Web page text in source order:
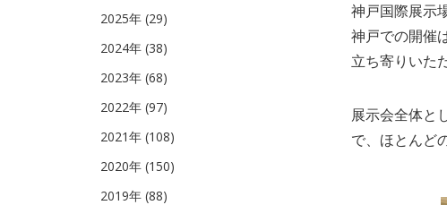
神戸国際展示
神戸での開催
立ち寄りいた
展示会全体と
で、ほとんど
2025年 (29)
2024年 (38)
2023年 (68)
2022年 (97)
2021年 (108)
2020年 (150)
2019年 (88)